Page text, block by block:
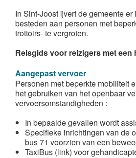
In Sint-Joost ijvert de gemeente
besteden aan personen met
trottoirs- te vergroten.
Reisgids voor reizigers met een
Aangepast vervoer
Personen met beperkte mobiliteit
het gebruiken van het openbaar
vervoersomstandigheden :
In bepaalde gevallen wordt
Specifieke inrichtingen van de
bus 71 voorzien van een
TaxiBus (link) voor